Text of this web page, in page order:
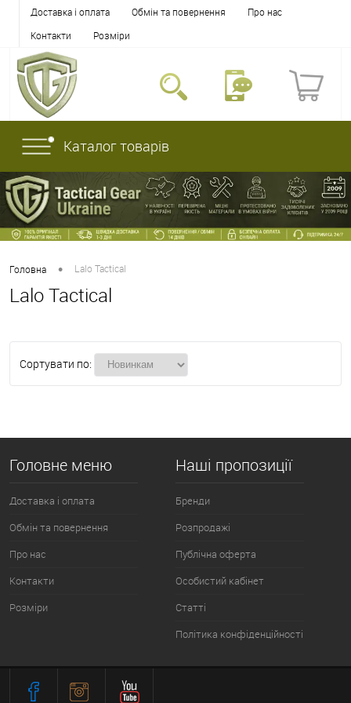
Доставка і оплата Обмін та повернення
Про нас
Контакти
Розміри
Каталог товарів
Головна • Lalo Tactical
Lalo Tactical
Сортувати по:
Головне меню
Доставка і оплата
Обмін та повернення
Про нас
Контакти
Розміри
Наші пропозиції
Бренди
Розпродажі
Публічна оферта
Особистий кабінет
Статті
Політика конфіденційності